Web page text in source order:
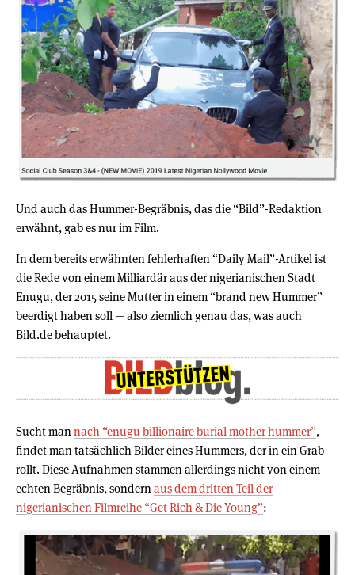
Und auch das Hummer-Begräbnis, das die “Bild”-Redaktion
erwähnt, gab es nur im Film.
In dem bereits erwähnten fehlerhaften “Daily Mail”-Artikel ist
die Rede von einem Milliardär aus der nigerianischen Stadt
Enugu, der 2015 seine Mutter in einem “brand new Hummer”
beerdigt haben soll — also ziemlich genau das, was auch
Bild.de behauptet.
Sucht mannach “enugu billionaire burial mother hummer”,
findet man tatsächlich Bilder eines Hummers, der in ein Grab
rollt. Diese Aufnahmen stammen allerdings nicht von einem
echten Begräbnis, sondernaus dem dritten Teil der
nigerianischen Filmreihe “Get Rich & Die Young”: